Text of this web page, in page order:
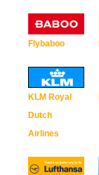
Flybaboo
KLM Royal
Dutch
Airlines